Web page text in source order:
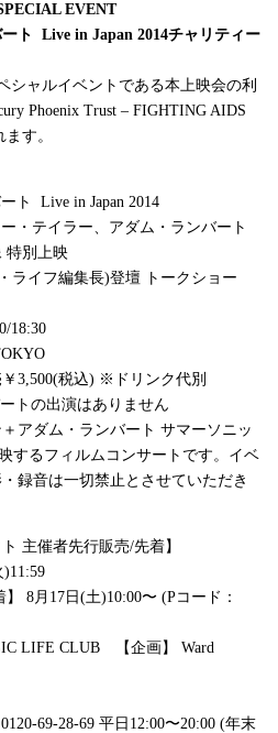
EVENT
ト
Live in Japan 2014チャリティー
シャルイベントである本上映会の利
Phoenix Trust – FIGHTING AIDS
す。
ト
Live in Japan 2014
・テイラー、アダム・ランバート
特別上映
ライフ編集長)登壇 トークショー
18:30
3,500(税込) ※ ドリンク代別
トの出演はありません
アダム・ランバート サマーソニッ
するフィルムコンサートです。イベ
録音は一切禁止とさせていただき
主催者先行販売/先着】
)11:59
】 8月 17 日 (土)10:00〜 (Pコード：
LIFE CLUB 【企画】
Ward
0120-69-28-69 平日 12:00〜20:00 (年末